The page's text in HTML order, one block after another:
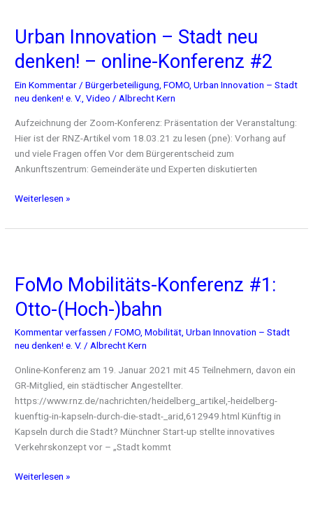
Urban Innovation – Stadt neu
denken! – online-Konferenz #2
Ein Kommentar /Bürgerbeteiligung ,FOMO ,Urban Innovation – Stadt
neu denken! e. V. ,Video / Albrecht Kern
Aufzeichnung der Zoom-Konferenz: Präsentation der Veranstaltung:
Hier ist der RNZ-Artikel vom 18.03.21 zu lesen (pne): Vorhang auf
und viele Fragen offen Vor dem Bürgerentscheid zum
Ankunftszentrum: Gemeinderäte und Experten diskutierten
neu
denken!
–
Konferenz
#2
Weiterlesen »
FoMo Mobilitäts-Konferenz #1:
Otto-(Hoch-)bahn
Kommentar verfassen /FOMO ,Mobilität ,Urban Innovation – Stadt
neu denken! e. V. / Albrecht Kern
Online-Konferenz am 19. Januar 2021 mit 45 Teilnehmern, davon ein
GR-Mitglied, ein städtischer Angestellter.
https://www.rnz.de/nachrichten/heidelberg_artikel,-heidelberg-
kuenftig-in-kapseln-durch-die-stadt-_arid,612949.html Künftig in
Kapseln durch die Stadt? Münchner Start-up stellte innovatives
Verkehrskonzept vor – „Stadt kommt
Konferenz
Otto-
(Hoch-)bahn
Weiterlesen »